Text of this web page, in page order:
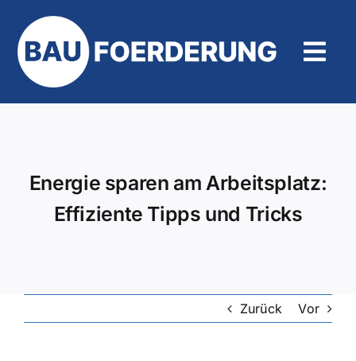
Inhalt
springen
Energie sparen am Arbeitsplatz:
Effiziente Tipps und Tricks
Zurück Vor